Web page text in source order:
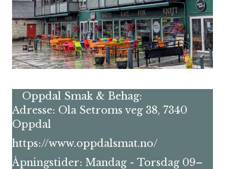
Oppdal Smak & Behag:
Adresse: Ola Setroms veg 38, 7340
Oppdal
https://www.oppdalsmat.no/
Åpningstider: Mandag - Torsdag 09–